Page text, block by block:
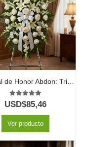
Pedestal de Honor Abdon: Tributo Eterno Personalizado ⚜️
5.00out of 5
USD$85,46
Ver producto